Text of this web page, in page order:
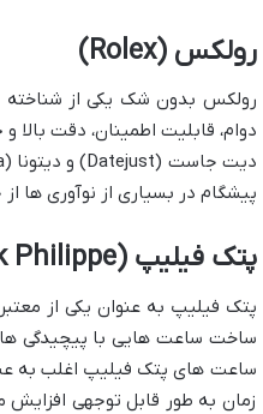
رولکس (Rolex)
رولکس بدون شک یکی از
پیشگام در بسیاری از نوآوری ها
پتک فیلیپ (Patek Philippe)
پتک فیلیپ به عنوان یکی از
ساعت های پتک فیلیپ اغلب به